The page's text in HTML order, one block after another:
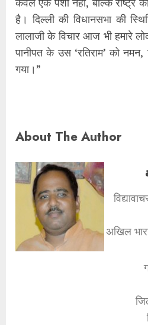
है। दिल्ली की विधानसभा की
लालाजी के विचार आज भी हमारे
पानीपत के उस ‘रतिराम’ को
गया।”
About The Author
अखिल